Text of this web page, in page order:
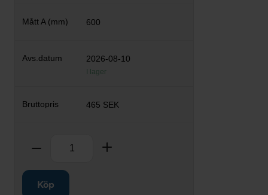
600
2026-08-10
I lager
465 SEK
Ta bort
Köp